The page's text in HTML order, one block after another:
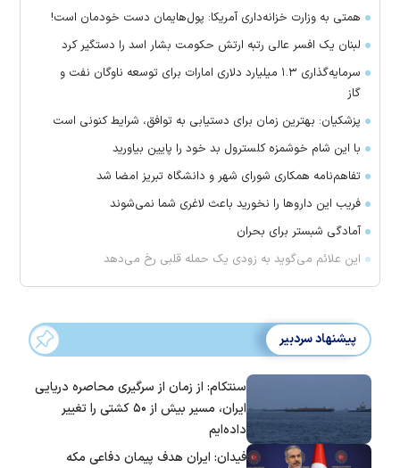
همتی به وزارت خزانه‌داری آمریکا: پول‌هایمان دست خودمان است!
لبنان یک افسر عالی رتبه ارتش حکومت بشار اسد را دستگیر کرد
سرمایه‌گذاری ۱.۳ میلیارد دلاری امارات برای توسعه ناوگان نفت و
گاز
پزشکیان: بهترین زمان برای دستیابی به توافق، شرایط کنونی است
با این شام خوشمزه کلسترول بد خود را پایین بیاورید
تفاهم‌نامه همکاری شورای شهر و دانشگاه تبریز امضا شد
فریب این دارو‌ها را نخورید باعث لاغری شما نمی‌شوند
آمادگی شبستر برای بحران
این علائم می‌گوید به زودی یک حمله قلبی رخ می‌دهد
پیشنهاد سردبیر
سنتکام: از زمان از سرگیری محاصره دریایی
ایران، مسیر بیش از ۵۰ کشتی را تغییر
داده‌ایم
فیدان: ایران هدف پیمان دفاعی مکه